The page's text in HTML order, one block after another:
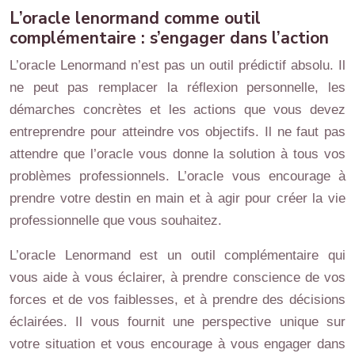
L’oracle lenormand comme outil
complémentaire : s’engager dans l’action
L’oracle Lenormand n’est pas un outil prédictif absolu. Il
ne peut pas remplacer la réflexion personnelle, les
démarches concrètes et les actions que vous devez
entreprendre pour atteindre vos objectifs. Il ne faut pas
attendre que l’oracle vous donne la solution à tous vos
problèmes professionnels. L’oracle vous encourage à
prendre votre destin en main et à agir pour créer la vie
professionnelle que vous souhaitez.
L’oracle Lenormand est un outil complémentaire qui
vous aide à vous éclairer, à prendre conscience de vos
forces et de vos faiblesses, et à prendre des décisions
éclairées. Il vous fournit une perspective unique sur
votre situation et vous encourage à vous engager dans